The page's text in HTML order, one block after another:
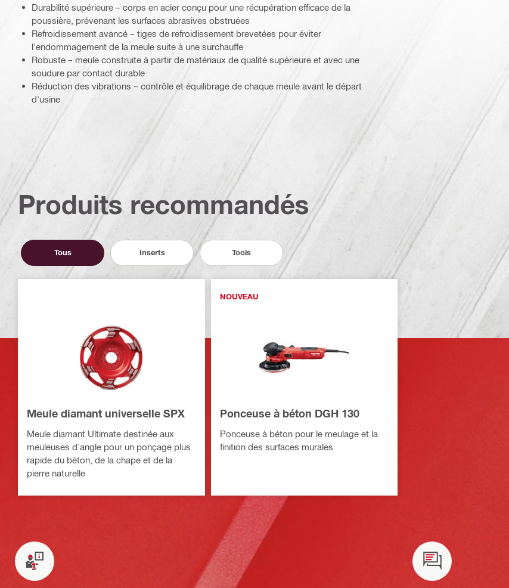
Durabilité supérieure – corps en acier conçu pour une récupération efficace de la
poussière, prévenant les surfaces abrasives obstruées
Refroidissement avancé – tiges de refroidissement brevetées pour éviter
l'endommagement de la meule suite à une surchauffe
Robuste – meule construite à partir de matériaux de qualité supérieure et avec une
soudure par contact durable
Réduction des vibrations – contrôle et équilibrage de chaque meule avant le départ
d'usine
Produits recommandés
Tous Inserts Tools
Meule diamant universelle SPX
Meule diamant Ultimate destinée aux
meuleuses d'angle pour un ponçage plus
rapide du béton, de la chape et de la
pierre naturelle
NOUVEAU
Ponceuse à béton DGH 130
Ponceuse à béton pour le meulage et la
finition des surfaces murales